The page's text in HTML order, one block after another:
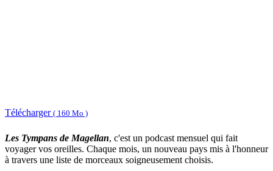
Télécharger ( 160 Mo )
Les Tympans de Magellan, c'est un podcast mensuel qui fait
voyager vos oreilles. Chaque mois, un nouveau pays mis à l'honneur
à travers une liste de morceaux soigneusement choisis.